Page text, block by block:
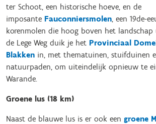
ter Schoot, een historische hoeve, en de
imposante Fauconniersmolen, een 19de-
korenmolen die hoog boven het
de Lege Weg duik je het Provinciaal
Blakken in, met thematuinen, stuifduinen
natuurpaden, om uiteindelijk opnieuw te
Warande.
Groene lus (18 km)
Naast de blauwe lus is er ook een groene